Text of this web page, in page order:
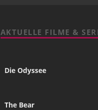
AKTUELLE FILME &
Die Odyssee
The Bear